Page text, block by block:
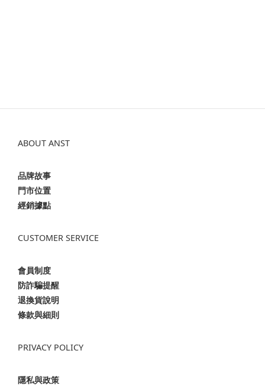
ABOUT ANST
品牌故事
門市位置
經銷據點
CUSTOMER SERVICE
會員制度
防詐騙提醒
退換貨說明
條款與細則
PRIVACY POLICY
隱私與政策